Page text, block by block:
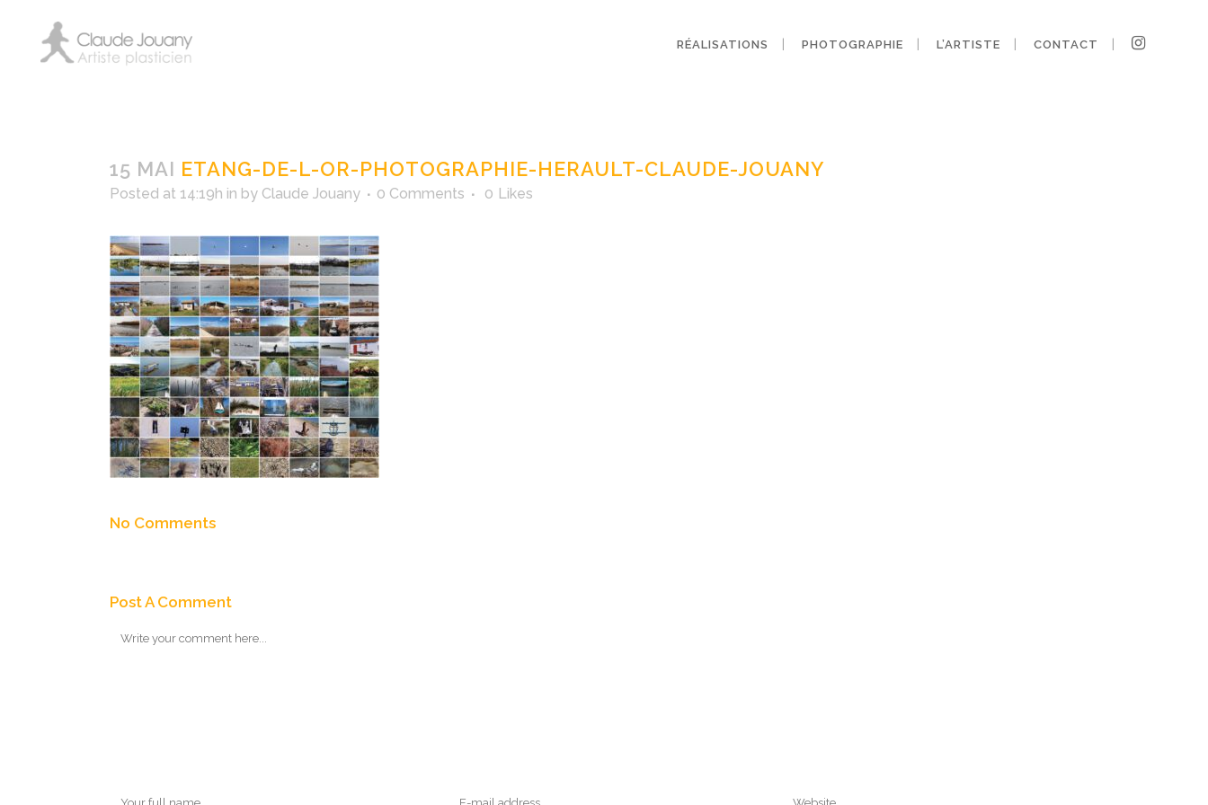
RÉALISATIONS PHOTOGRAPHIE L’ARTISTE CONTACT
Claude-Jouany
15 MAI ETANG-DE-L-OR-PHOTOGRAPHIE-HERAULT-CLAUDE-JOUANY
Posted at 14:19h in by Claude Jouany 0 Comments 0 Likes
No Comments
Post A Comment